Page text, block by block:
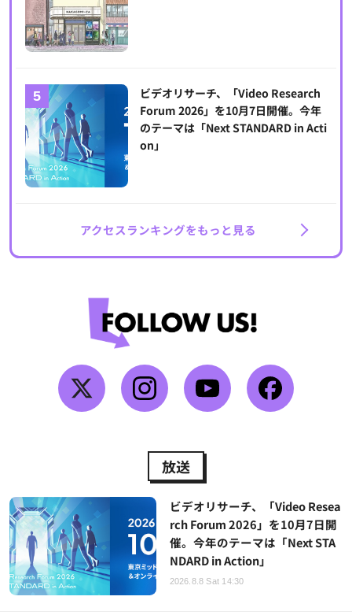
ビデオリサーチ、「Video Research
Forum 2026」を10月7日開催。今年
のテーマは「Next STANDARD in Acti
on」
アクセスランキングをもっと見る
放送
ビデオリサーチ、「Video Resea
rch Forum 2026」を10月7日開
催。今年のテーマは「Next STA
NDARD in Action」
2026.8.8 Sat 14:30